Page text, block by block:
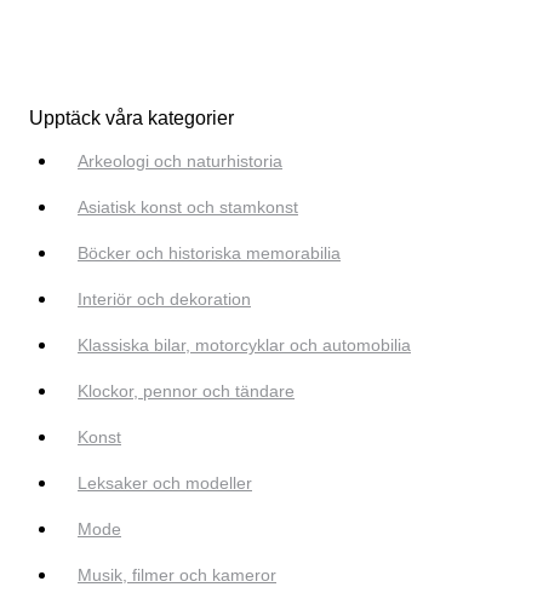
Upptäck våra kategorier
Arkeologi och naturhistoria
Asiatisk konst och stamkonst
Böcker och historiska memorabilia
Interiör och dekoration
Klassiska bilar, motorcyklar och automobilia
Klockor, pennor och tändare
Konst
Leksaker och modeller
Mode
Musik, filmer och kameror